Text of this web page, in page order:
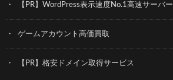
【PR】WordPress表示速度No.1高速サーバー
ゲームアカウント高価買取
【PR】格安ドメイン取得サービス